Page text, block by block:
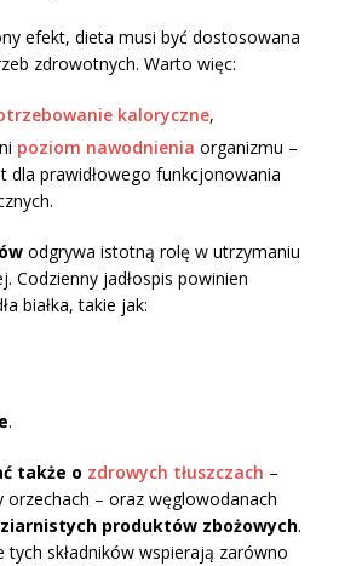
efekt, dieta musi być dostosowana
zdrowotnych. Warto więc:
kaloryczne,
poziom nawodnienia organizmu –
dla prawidłowego funkcjonowania
odgrywa istotną rolę w utrzymaniu
Codzienny jadłospis powinien
białka, takie jak:
.
także o zdrowych tłuszczach –
orzechach – oraz węglowodanach
produktów zbożowych.
składników wspierają zarówno